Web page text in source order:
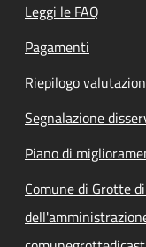
Leggi le FAQ
Pagamenti
Riepilogo
Segnalazione
Piano di
Comune di Grotte